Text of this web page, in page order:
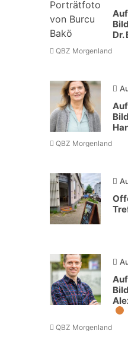
Dr.
QBZ Morgenland
QBZ Morgenland
QBZ Morgenland